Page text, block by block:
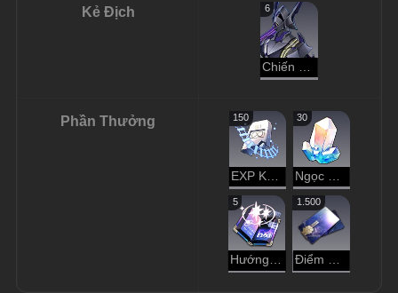
Kẻ Địch 6
Phần Thưởng 150
EXP Khai Phá
30
5
Hướng Dẫn Dạo Chơi
1.500
Điểm Tín Dụng